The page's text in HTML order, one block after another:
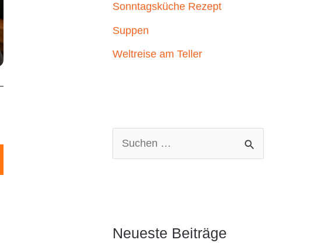
Sonntagsküche Rezept
Suppen
Weltreise am Teller
u
Neueste Beiträge